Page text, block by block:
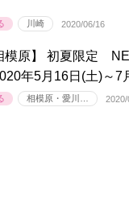
川崎 2020/06/16
模原】 初夏限定
年5月16日(土)～7
相模原・愛川…